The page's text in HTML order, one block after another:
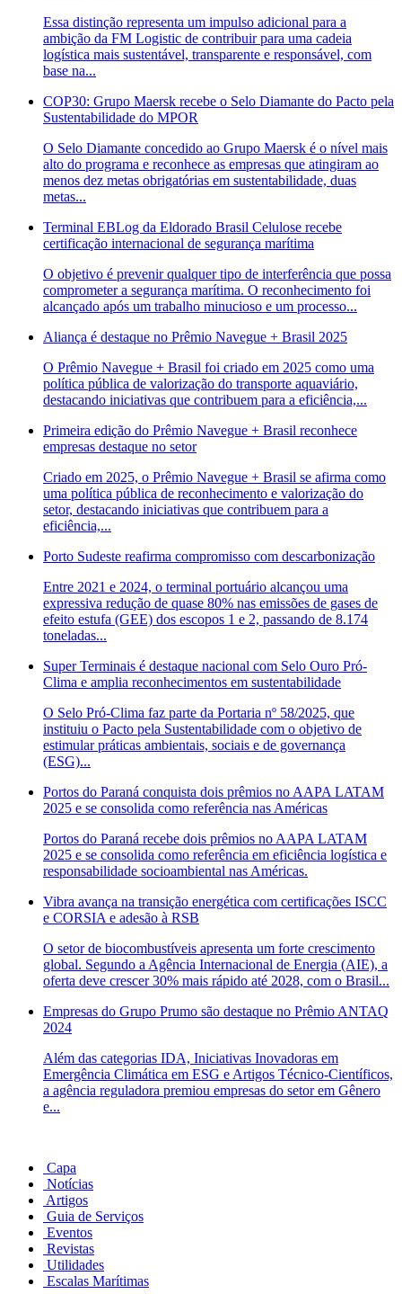
Essa distinção representa um impulso adicional para a
ambição da FM Logistic de contribuir para uma cadeia
logística mais sustentável, transparente e responsável, com
base na...
COP30: Grupo Maersk recebe o Selo Diamante do Pacto pela
Sustentabilidade do MPOR
O Selo Diamante concedido ao Grupo Maersk é o nível mais
alto do programa e reconhece as empresas que atingiram ao
menos dez metas obrigatórias em sustentabilidade, duas
metas...
Terminal EBLog da Eldorado Brasil Celulose recebe
certificação internacional de segurança marítima
O objetivo é prevenir qualquer tipo de interferência que possa
comprometer a segurança marítima. O reconhecimento foi
alcançado após um trabalho minucioso e um processo...
Aliança é destaque no Prêmio Navegue + Brasil 2025
O Prêmio Navegue + Brasil foi criado em 2025 como uma
política pública de valorização do transporte aquaviário,
destacando iniciativas que contribuem para a eficiência,...
Primeira edição do Prêmio Navegue + Brasil reconhece
empresas destaque no setor
Criado em 2025, o Prêmio Navegue + Brasil se afirma como
uma política pública de reconhecimento e valorização do
setor, destacando iniciativas que contribuem para a
eficiência,...
Porto Sudeste reafirma compromisso com descarbonização
Entre 2021 e 2024, o terminal portuário alcançou uma
expressiva redução de quase 80% nas emissões de gases de
efeito estufa (GEE) dos escopos 1 e 2, passando de 8.174
toneladas...
Super Terminais é destaque nacional com Selo Ouro Pró-
Clima e amplia reconhecimentos em sustentabilidade
O Selo Pró-Clima faz parte da Portaria nº 58/2025, que
instituiu o Pacto pela Sustentabilidade com o objetivo de
estimular práticas ambientais, sociais e de governança
(ESG)...
Portos do Paraná conquista dois prêmios no AAPA LATAM
2025 e se consolida como referência nas Américas
Portos do Paraná recebe dois prêmios no AAPA LATAM
2025 e se consolida como referência em eficiência logística e
responsabilidade socioambiental nas Américas.
Vibra avança na transição energética com certificações ISCC
e CORSIA e adesão à RSB
O setor de biocombustíveis apresenta um forte crescimento
global. Segundo a Agência Internacional de Energia (AIE), a
oferta deve crescer 30% mais rápido até 2028, com o Brasil...
Empresas do Grupo Prumo são destaque no Prêmio ANTAQ
2024
Além das categorias IDA, Iniciativas Inovadoras em
Emergência Climática em ESG e Artigos Técnico-Científicos,
a agência reguladora premiou empresas do setor em Gênero
e...
Capa
Notícias
Artigos
Guia de Serviços
Eventos
Revistas
Utilidades
Escalas Marítimas